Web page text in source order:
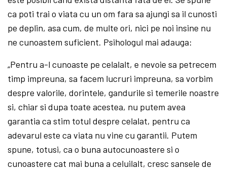
ca poti trai o viata cu un om fara sa ajungi sa il cunosti
pe deplin, asa cum, de multe ori, nici pe noi insine nu
ne cunoastem suficient. Psihologul mai adauga:
„Pentru a-l cunoaste pe celalalt, e nevoie sa petrecem
timp impreuna, sa facem lucruri impreuna, sa vorbim
despre valorile, dorintele, gandurile si temerile noastre
si, chiar si dupa toate acestea, nu putem avea
garantia ca stim totul despre celalat, pentru ca
adevarul este ca viata nu vine cu garantii. Putem
spune, totusi, ca o buna autocunoastere si o
cunoastere cat mai buna a celuilalt, cresc sansele de